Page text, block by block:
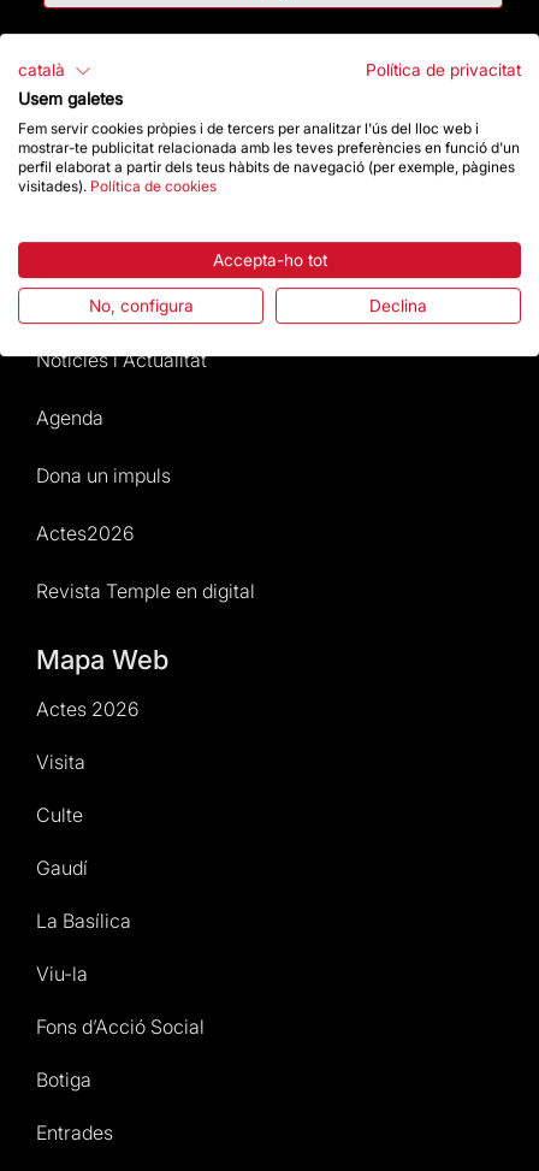
Destacats
La Fundació
Preguntes freqüents
Atenció al Visitant
Normativa i condicions de compra
Notícies i Actualitat
Agenda
Dona un impuls
Actes2026
Revista Temple en digital
Mapa Web
Actes 2026
Visita
Culte
Gaudí
La Basílica
Viu-la
Fons d’Acció Social
Botiga
Entrades
català
Política de privacitat
Usem galetes
Fem servir cookies pròpies i de tercers per analitzar l'ús del lloc web i
mostrar-te publicitat relacionada amb les teves preferències en funció d'un
perfil elaborat a partir dels teus hàbits de navegació (per exemple, pàgines
visitades). Política de cookies
Accepta-ho tot
No, configura Declina